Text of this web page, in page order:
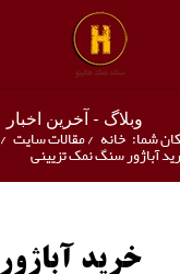
وبلاگ - آخرین اخبار
شما: خانه /مقالات سایت /
آباژور سنگ نمک تزیینی
خرید